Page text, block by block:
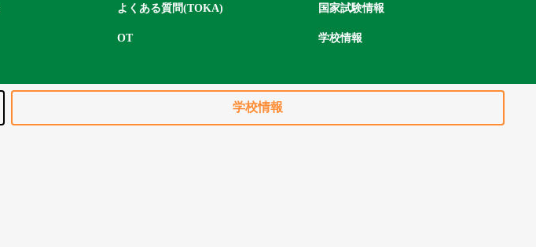
よくある質問(TOKA) 国家試験情報
OT 学校情報
学校情報